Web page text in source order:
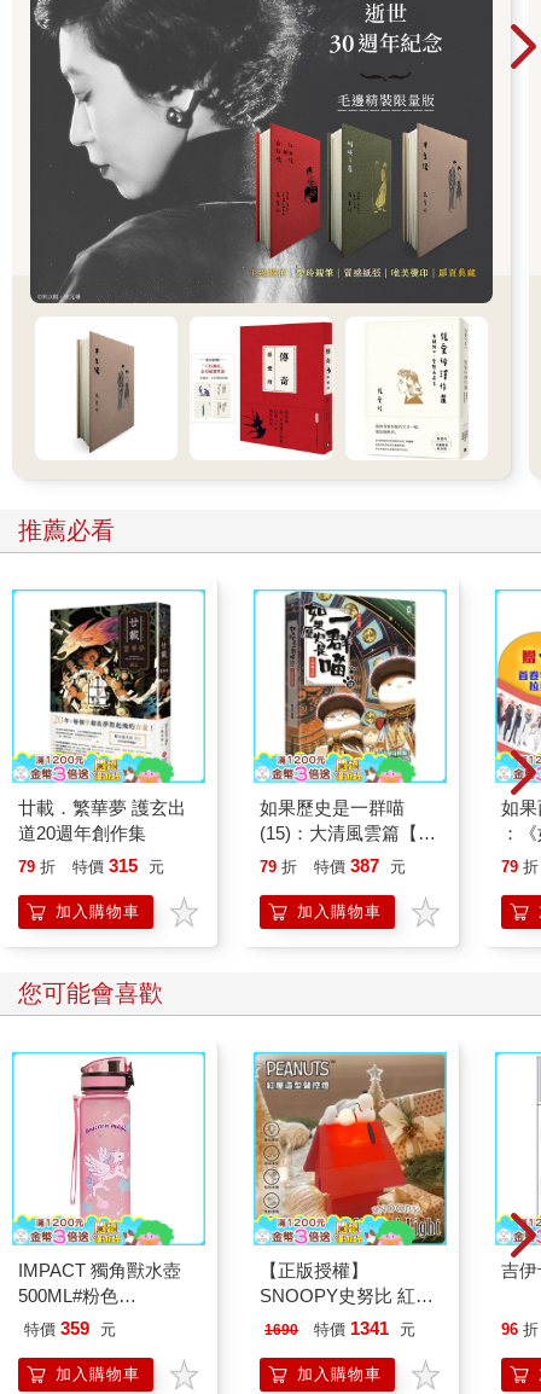
「呃……是啊，差不多吧。」
女人眼睛一亮，接著說：「哎喲！需不需要我助你一臂之力？」
「助我一臂之力？」
「既然編輯在追你，就代表你的稿子還沒完成吧？身為老師的粉
絲，真不忍心看你這樣被追著跑。不瞞你說，我開了一家名叫
『錢天堂』的柑仔店，本店的商品一定能幫老師的忙。」
女人說完，從手提包裡拿出一樣東西。
那是個用保鮮膜包起來的麵包。好像是吐司？表面烤成金黃色，
還撒上了砂糖。
「這是『幽靈吐司』，只要吃了這個，就可以像幽靈一樣，變得
神不知鬼不覺，別人當然也就不容易發現你。老師，你現在應該
需要這個吧？」
「你是說，可以變得像幽靈一樣？」
博人差一點笑出來。雖然這個笑話很好笑，但就連漫畫情節都不
至於這麼離譜。
不過博人決定死馬當活馬醫，只要有一線可能性，只要能夠幫助
自己擺脫眼前的困境，試一下也沒關係，更何況無視粉絲的禮物
也不太好。
「好，請你收下。」女人笑著把「幽靈吐司」遞了出去。
就在這時，旁邊伸出一隻白皙的手，用力抓住女人的手腕。
女人和漫畫家博人都大驚失色，轉頭看向旁邊。
一個身材高大、體格豐腴的女人站在那裡。博人必須抬起頭才能
看到她的臉，而且她的裝扮，竟然和準備送他「幽靈吐司」的女
人幾乎相同。她也有一頭白雪般的頭髮，身上穿著古錢幣圖案的
紫紅色和服。
但是這個女人的頭髮不是染的，而且圓潤的年輕臉蛋看起來也很
自然。
她的紅色嘴脣露出令人毛骨悚然的笑容，用可怕的聲音說：
「到此為止！」
「啊！」
「你竟然還模仿紅子我的打扮，但是我不能任由你們假冒『錢天
堂』的名義，到處亂發冒牌商品。你去告訴那個教授，你們欠的
債，近日我會請他加倍償還。」
她說完這句話，就放開了女人的手。那個女人臉色蒼白，一溜煙
就逃得不見蹤影，簡直就像是死裡逃生。
沒拿到「幽靈吐司」的博人看得目瞪口呆，完全搞不清楚狀況。
旁邊這位高大的女人慢條斯理的轉過頭，雖然她臉上帶著笑容，
卻笑得令人心裡發毛。
「如果讓這種角色出現在漫畫中，一定會很有趣。」
博人腦海閃過這個念頭的時候，女人開口向他道歉：
「很抱歉，但是我無論如何都必須阻止這件事，絕對不能讓冒牌
的『錢天堂』零食出現在市面上。」
「錢天堂？」
剛才那個女人好像也有提到這個名字，從眼前的情況來看，剛才
那個人似乎是冒牌貨。其實只要看了就知道，雖然兩個女人的打
扮一模一樣，但和眼前的這位相比，剛才逃走的那個女人感覺很
膚淺，即使說話的腔調類似，卻完全沒有氣勢。
吃看那個零食。
推薦必看
廿載．繁華夢 護玄出
道20週年創作集
79 折 特價 315 元
加入購物車
如果歷史是一群喵
(15)：大清風雲篇【萌
貓漫畫學歷史】
79 折 特價 387 元
加入購物車
如
：
喵
79 折
您可能會喜歡
IMPACT 獨角獸水壺
500ML#粉色
IM00B11PK
特價 359 元
加入購物車
【正版授權】
SNOOPY史努比 紅屋
造型聲控燈 夜燈 氣氛
1690 特價 1341 元
加入購物車
吉
96 折